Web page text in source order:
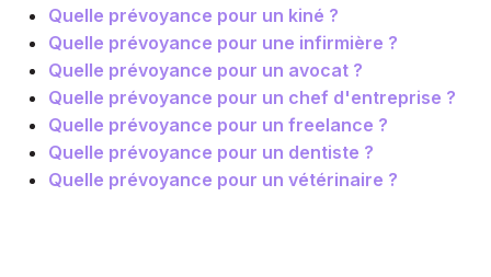
Quelle prévoyance pour un kiné ?
Quelle prévoyance pour une infirmière ?
Quelle prévoyance pour un avocat ?
Quelle prévoyance pour un chef d'entreprise ?
Quelle prévoyance pour un freelance ?
Quelle prévoyance pour un dentiste ?
Quelle prévoyance pour un vétérinaire ?